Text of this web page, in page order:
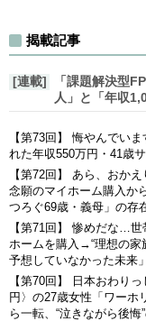
揭載記事
[連載]
「課題解決型
人」と「年収
【第73回】 悔やんでい
れた年収550万円・41歳
【第72回】 あら、おか
念願のマイホーム購入か
つろぐ69歳・義母」の存
【第71回】 惨めだな…
ホームを購入→“理想の家
予想していなかった未来
【第70回】 日本おわり
円〉の27歳女性「ワーホ
ら一転、“泣きながら後悔